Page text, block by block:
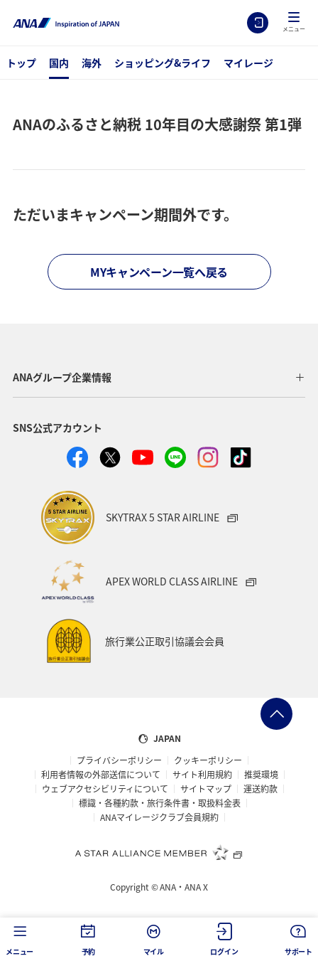
メニュー
トップ 国内 海外 ショッピング&ライフ マイレージ
ANAのふるさと納税 10年目の大感謝祭 第1弾
ただいまキャンペーン期間外です。
MYキャンペーン一覧へ戻る
ANAグループ企業情報
SNS公式アカウント
SKYTRAX 5 STAR AIRLINE
APEX WORLD CLASS AIRLINE
旅行業公正取引協議会会員
JAPAN
プライバシーポリシー
クッキーポリシー
利用者情報の外部送信について
サイト利用規約
推奨環境
ウェブアクセシビリティについて
サイトマップ
運送約款
標識・各種約款・旅行条件書・取扱料金表
ANAマイレージクラブ会員規約
Copyright ©ANA・ANA X
メニュー 予約 マイル ログイン サポート